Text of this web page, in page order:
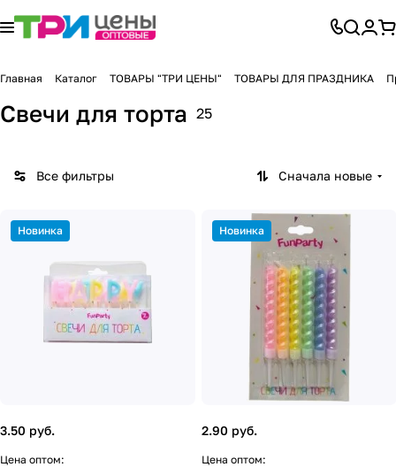
Главная Каталог ТОВАРЫ "ТРИ ЦЕНЫ" ТОВАРЫ ДЛЯ ПРАЗДНИКА
Свечи для торта 25
Все фильтры Сначала новые
Новинка
3.50 руб.
Цена оптом:
Новинка
2.90 руб.
Цена оптом: